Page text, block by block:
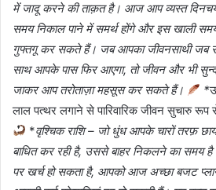
में जादू करने की ताक़त है। आज आप व्यस्त
समय निकाल पाने में समर्थ होंगे और इस खाली
गुफ्तगू कर सकते हैं। जब आपका जीवनसाथी जब
साथ आपके पास फिर आएगा, तो जीवन और भी
जाकर आप तरोताज़ा महसूस कर सकते हैं।
*
लाल पत्थर लगाने से पारिवारिक जीवन सुचारु रूप
*वृश्चिक राशि – जो धुंध आपके चारों तरफ़
बाधित कर रही है, उससे बाहर निकलने का
पर खर्च हो सकता है, आपको आज अच्छा बजट